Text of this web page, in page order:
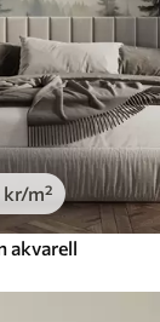
kr/m²
akvarell